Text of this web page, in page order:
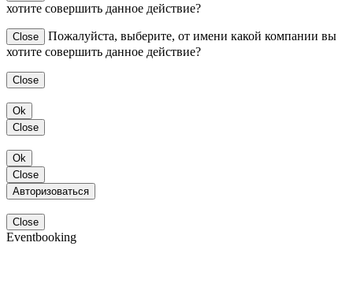
хотите совершить данное действие?
Close
Пожалуйста, выберите, от имени какой компании вы
хотите совершить данное действие?
Close
Ok
Close
Ok
Close
Авторизоваться
Close
Eventbooking